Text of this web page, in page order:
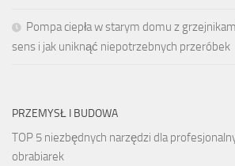
Pompa ciepła w starym domu z
sens i jak uniknąć niepotrzebnych przeróbek
PRZEMYSŁ I BUDOWA
TOP 5 niezbędnych narzędzi dla
obrabiarek